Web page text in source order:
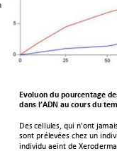
Evolution du pourcentage
dans l’ADN au cours du
Des cellules, qui n'ont
sont prélevées chez un
individu atteint de